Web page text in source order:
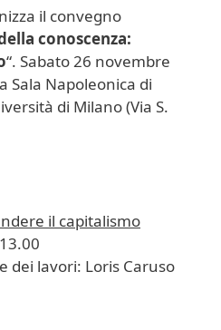
il convegno
conoscenza:
“. Sabato 26 novembre
Sala Napoleonica di
di Milano (Via S.
il capitalismo
dei lavori: Loris Caruso